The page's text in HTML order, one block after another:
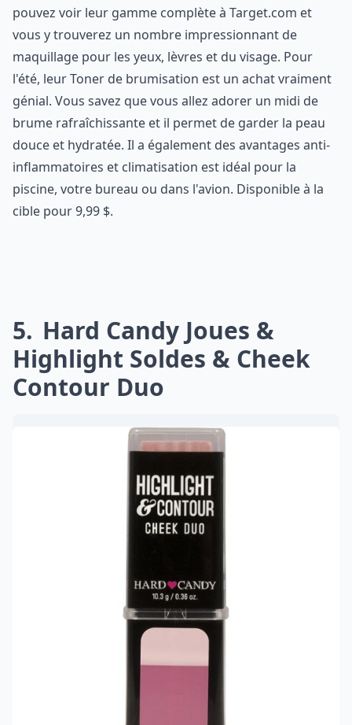
pouvez voir leur gamme complète à Target.com et
vous y trouverez un nombre impressionnant de
maquillage pour les yeux, lèvres et du visage. Pour
l'été, leur Toner de brumisation est un achat vraiment
génial. Vous savez que vous allez adorer un midi de
brume rafraîchissante et il permet de garder la peau
douce et hydratée. Il a également des avantages anti-
inflammatoires et climatisation est idéal pour la
piscine, votre bureau ou dans l'avion. Disponible à la
cible pour 9,99 $.
5 Hard Candy Joues &
Highlight Soldes & Cheek
Contour Duo